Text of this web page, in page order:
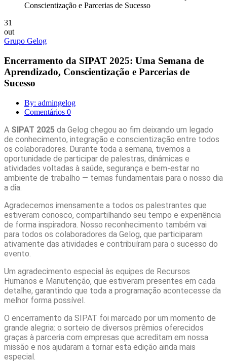
Conscientização e Parcerias de Sucesso
31
out
Grupo Gelog
Encerramento da SIPAT 2025: Uma Semana de
Aprendizado, Conscientização e Parcerias de
Sucesso
By: admingelog
Comentários 0
A SIPAT 2025 da Gelog chegou ao fim deixando um legado
de conhecimento, integração e conscientização entre todos
os colaboradores. Durante toda a semana, tivemos a
oportunidade de participar de palestras, dinâmicas e
atividades voltadas à saúde, segurança e bem-estar no
ambiente de trabalho — temas fundamentais para o nosso dia
a dia.
Agradecemos imensamente a todos os palestrantes que
estiveram conosco, compartilhando seu tempo e experiência
de forma inspiradora. Nosso reconhecimento também vai
para todos os colaboradores da Gelog, que participaram
ativamente das atividades e contribuíram para o sucesso do
evento.
Um agradecimento especial às equipes de Recursos
Humanos e Manutenção, que estiveram presentes em cada
detalhe, garantindo que toda a programação acontecesse da
melhor forma possível.
O encerramento da SIPAT foi marcado por um momento de
grande alegria: o sorteio de diversos prêmios oferecidos
graças à parceria com empresas que acreditam em nossa
missão e nos ajudaram a tornar esta edição ainda mais
especial.